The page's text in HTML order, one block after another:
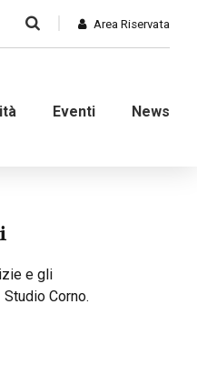
Area Riservata
Eventi News
e gli
Corno.